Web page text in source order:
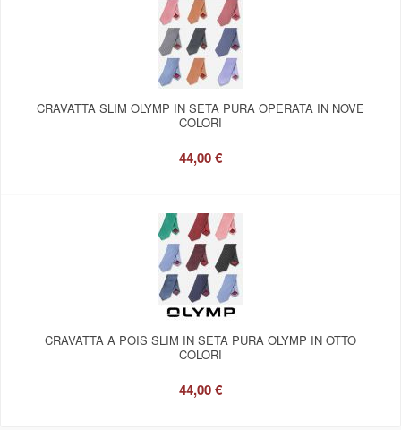
CRAVATTA SLIM OLYMP IN SETA PURA OPERATA IN NOVE
COLORI
44,00 €
CRAVATTA A POIS SLIM IN SETA PURA OLYMP IN OTTO
COLORI
44,00 €